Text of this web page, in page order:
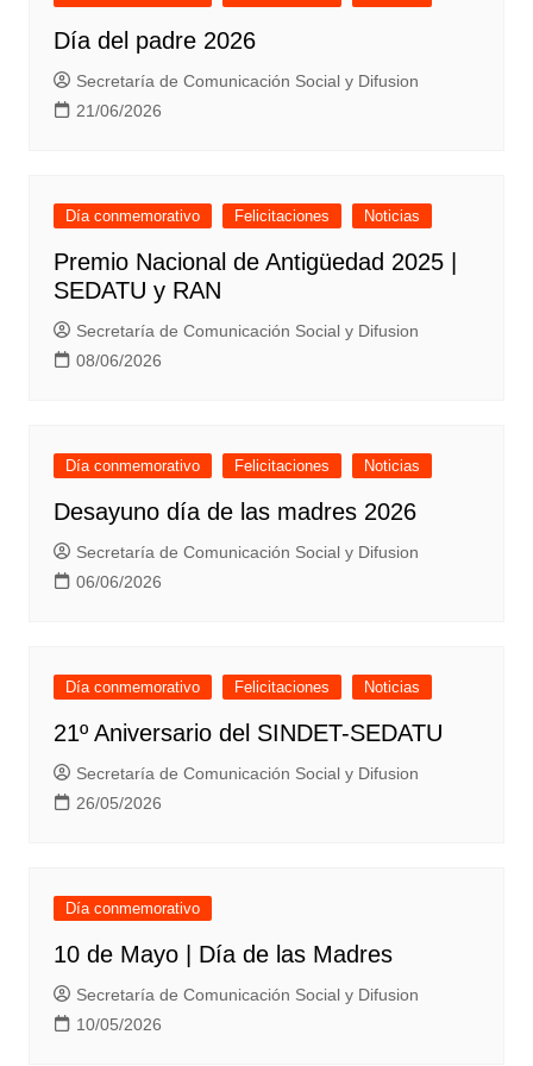
Día del padre 2026
Secretaría de Comunicación Social y Difusion
21/06/2026
Día conmemorativo Felicitaciones Noticias
Premio Nacional de Antigüedad 2025 |
SEDATU y RAN
Secretaría de Comunicación Social y Difusion
08/06/2026
Día conmemorativo Felicitaciones Noticias
Desayuno día de las madres 2026
Secretaría de Comunicación Social y Difusion
06/06/2026
Día conmemorativo Felicitaciones Noticias
21º Aniversario del SINDET-SEDATU
Secretaría de Comunicación Social y Difusion
26/05/2026
Día conmemorativo
10 de Mayo | Día de las Madres
Secretaría de Comunicación Social y Difusion
10/05/2026